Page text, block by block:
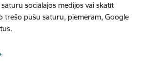
sociālajos medijos vai skatīt
trešo pušu saturu, piemēram, Google